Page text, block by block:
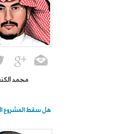
محمد
هل سقط المشروع